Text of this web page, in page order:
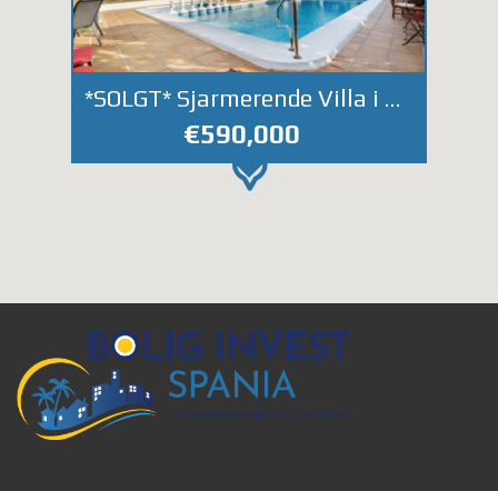
*SOLGT* Sjarmerende Villa i Middelhavstil i Los Balcones.
€590,000